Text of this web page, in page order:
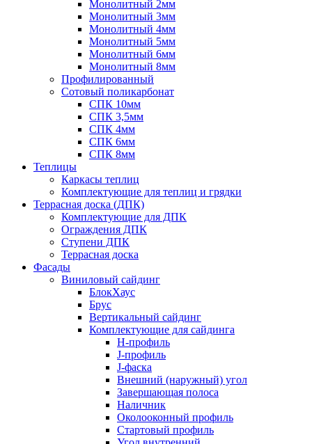
Монолитный 2мм
Монолитный 3мм
Монолитный 4мм
Монолитный 5мм
Монолитный 6мм
Монолитный 8мм
Профилированный
Сотовый поликарбонат
СПК 10мм
СПК 3,5мм
СПК 4мм
СПК 6мм
СПК 8мм
Теплицы
Каркасы теплиц
Комплектующие для теплиц и грядки
Террасная доска (ДПК)
Комплектующие для ДПК
Ограждения ДПК
Ступени ДПК
Террасная доска
Фасады
Виниловый сайдинг
БлокХаус
Брус
Вертикальный сайдинг
Комплектующие для сайдинга
H-профиль
J-профиль
J-фаска
Внешний (наружный) угол
Завершающая полоса
Наличник
Околооконный профиль
Стартовый профиль